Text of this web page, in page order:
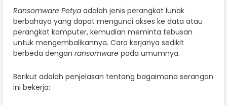
Ransomware Petya adalah jenis perangkat lunak
berbahaya yang dapat mengunci akses ke data atau
perangkat komputer, kemudian meminta tebusan
untuk mengembalikannya. Cara kerjanya sedikit
berbeda dengan ransomware pada umumnya.
Berikut adalah penjelasan tentang bagaimana serangan
ini bekerja: